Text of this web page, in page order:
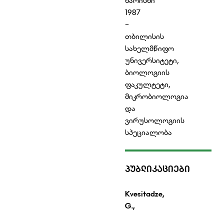
1987
-
თბილისის
სახელმწიფო
უნივერსიტეტი,
ბიოლოგიის
ფაკულტეტი,
მიკრობიოლოგია
და
ვირუსოლოგიის
სპეციალობა
ᲞᲣᲑᲚᲘᲙᲐᲪᲘᲔᲑᲘ
Kvesitadze,
G.,